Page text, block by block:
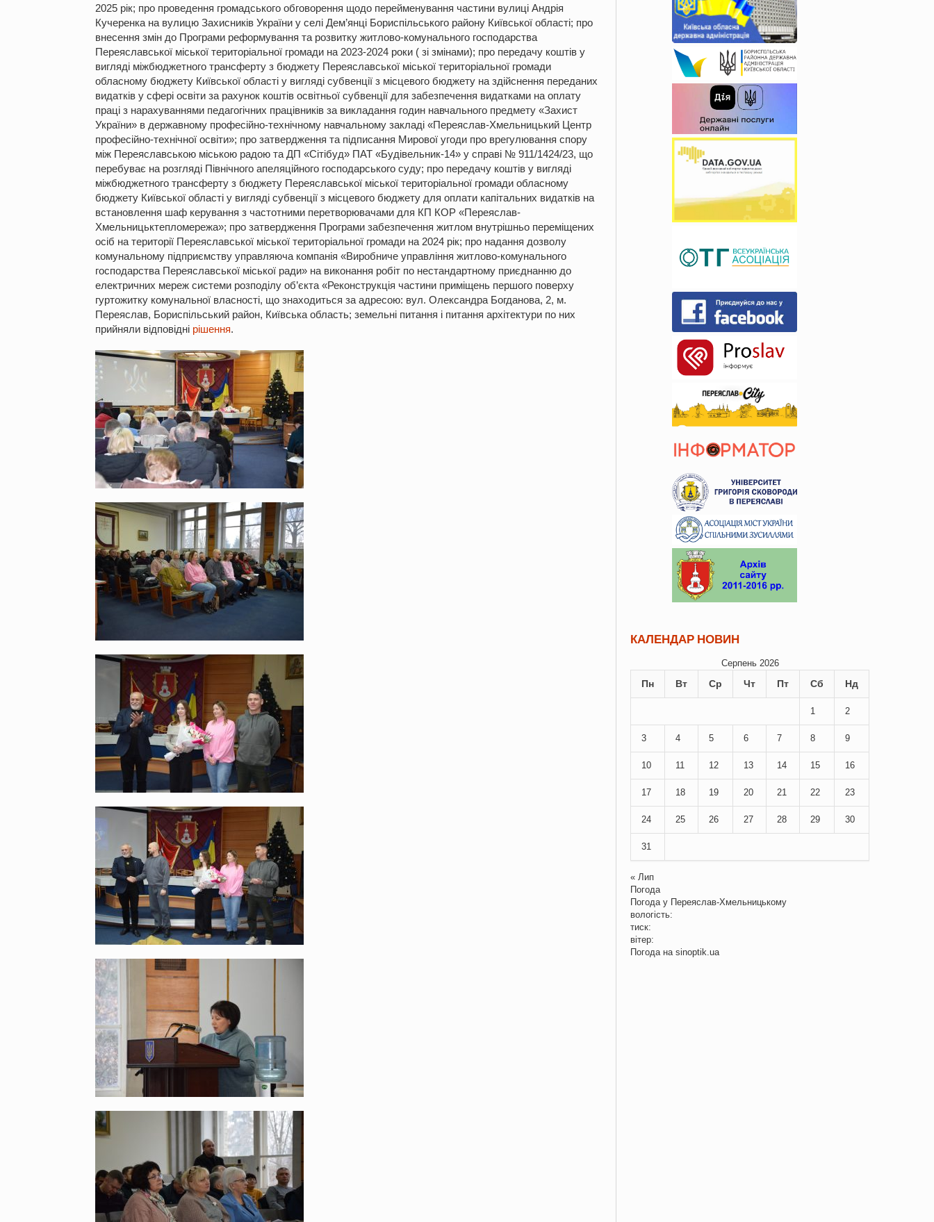
2025 рік; про проведення громадського обговорення щодо перейменування частини вулиці Андрія
Кучеренка на вулицю Захисників України у селі Дем’янці Бориспільського району Київської області; про
внесення змін до Програми реформування та розвитку житлово-комунального господарства
Переяславської міської територіальної громади на 2023-2024 роки ( зі змінами); про передачу коштів у
вигляді міжбюджетного трансферту з бюджету Переяславської міської територіальної громади
обласному бюджету Київської області у вигляді субвенції з місцевого бюджету на здійснення переданих
видатків у сфері освіти за рахунок коштів освітньої субвенції для забезпечення видатками на оплату
праці з нарахуваннями педагогічних працівників за викладання годин навчального предмету «Захист
України» в державному професійно-технічному навчальному закладі «Переяслав-Хмельницький Центр
професійно-технічної освіти»; про затвердження та підписання Мирової угоди про врегулювання спору
між Переяславською міською радою та ДП «Сітібуд» ПАТ «Будівельник-14» у справі № 911/1424/23, що
перебуває на розгляді Північного апеляційного господарського суду; про передачу коштів у вигляді
міжбюджетного трансферту з бюджету Переяславської міської територіальної громади обласному
бюджету Київської області у вигляді субвенції з місцевого бюджету для оплати капітальних видатків на
встановлення шаф керування з частотними перетворювачами для КП КОР «Переяслав-
Хмельницьктепломережа»; про затвердження Програми забезпечення житлом внутрішньо переміщених
осіб на території Переяславської міської територіальної громади на 2024 рік; про надання дозволу
комунальному підприємству управляюча компанія «Виробниче управління житлово-комунального
господарства Переяславської міської ради» на виконання робіт по нестандартному приєднанню до
електричних мереж системи розподілу об’єкта «Реконструкція частини приміщень першого поверху
гуртожитку комунальної власності, що знаходиться за адресою: вул. Олександра Богданова, 2, м.
Переяслав, Бориспільський район, Київська область; земельні питання і питання архітектури по них
прийняли відповідні рішення.
КАЛЕНДАР НОВИН
Серпень 2026
Пн Вт Ср Чт Пт Сб Нд
1 2
3 4 5 6 7 8 9
10 11 12 13 14 15 16
17 18 19 20 21 22 23
24 25 26 27 28 29 30
31
« Лип
Погода
Погода у Переяслав-Хмельницькому
вологість:
тиск:
вітер:
Погода на sinoptik.ua